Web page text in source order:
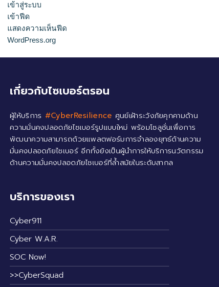
เข้าสู่ระบบ
เข้าฟีด
แสดงความเห็นฟีด
WordPress.org
เกี่ยวกับไซเบอร์ตรอน
ผู้ให้บริการ #CyberResilience ศูนย์เฝ้าระวังภัยคุกคามด้าน
ความมั่นคงปลอดภัยไซเบอร์รูปแบบใหม่ พร้อมโซลูชั่นเพื่อการ
พัฒนาความสามารถด้วยแพลตฟอร์มการจำลองยุทธ์ด้านความ
มั่นคงปลอดภัยไซเบอร์ อีกทั้งยังเป็นผู้นำการให้บริการนวัตกรรม
ด้านความมั่นคงปลอดภัยไซเบอร์ที่ล้ำสมัยในระดับสากล
บริการของเรา
Cyber911
Cyber W.A.R.
SOC Now!
>>CyberSquad